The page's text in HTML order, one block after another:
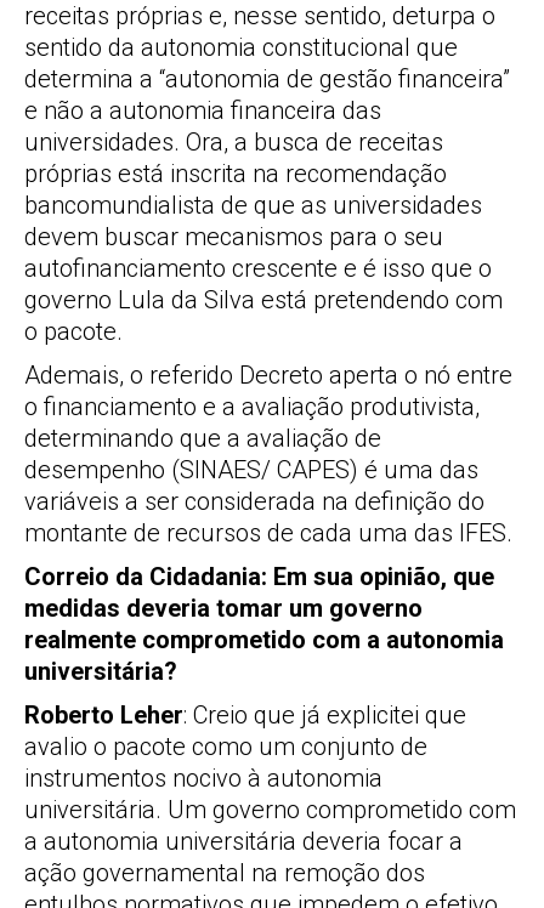
receitas próprias e, nesse sentido, deturpa o
sentido da autonomia constitucional que
determina a “autonomia de gestão financeira”
e não a autonomia financeira das
universidades. Ora, a busca de receitas
próprias está inscrita na recomendação
bancomundialista de que as universidades
devem buscar mecanismos para o seu
autofinanciamento crescente e é isso que o
governo Lula da Silva está pretendendo com
o pacote.
Ademais, o referido Decreto aperta o nó entre
o financiamento e a avaliação produtivista,
determinando que a avaliação de
desempenho (SINAES/ CAPES) é uma das
variáveis a ser considerada na definição do
montante de recursos de cada uma das IFES.
Correio da Cidadania: Em sua opinião, que
medidas deveria tomar um governo
realmente comprometido com a autonomia
universitária?
Roberto Leher: Creio que já explicitei que
avalio o pacote como um conjunto de
instrumentos nocivo à autonomia
universitária. Um governo comprometido com
a autonomia universitária deveria focar a
ação governamental na remoção dos